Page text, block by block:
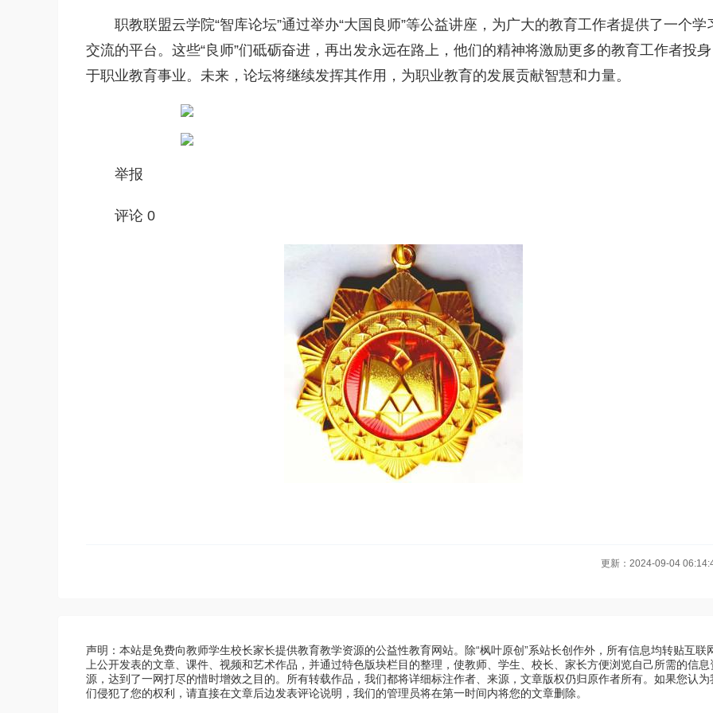
职教联盟云学院“智库论坛”通过举办“大国良师”等公益讲座，为广大的教育工作者提供了一个学
交流的平台。这些“良师”们砥砺奋进，再出发永远在路上，他们的精神将激励更多的教育工作者投身
于职业教育事业。未来，论坛将继续发挥其作用，为职业教育的发展贡献智慧和力量。
举报
评论 0
更新：2024-09-04
声明：本站是免费向教师学生校长家长提供教育教学资源的公益性教育网站。除“枫叶原创”系站长创作外，所有信息均转贴互联
上公开发表的文章、课件、视频和艺术作品，并通过特色版块栏目的整理，使教师、学生、校长、家长方便浏览自己所需的信息
源，达到了一网打尽的惜时增效之目的。所有转载作品，我们都将详细标注作者、来源，文章版权仍归原作者所有。如果您认为
们侵犯了您的权利，请直接在文章后边发表评论说明，我们的管理员将在第一时间内将您的文章删除。